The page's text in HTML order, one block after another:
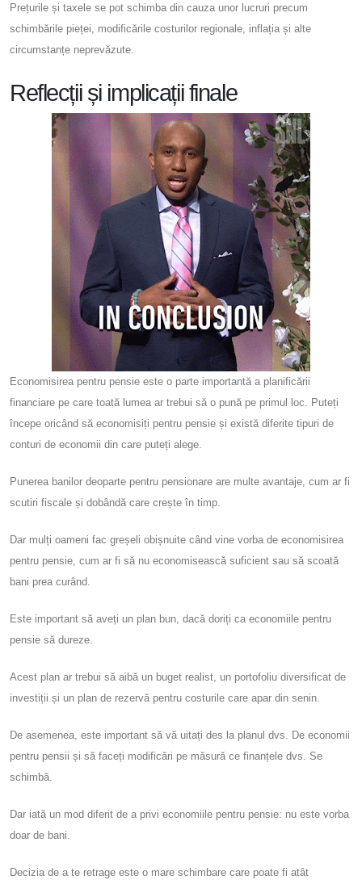
Prețurile și taxele se pot schimba din cauza unor lucruri precum
schimbările pieței, modificările costurilor regionale, inflația și alte
circumstanțe neprevăzute.
Reflecții și implicații finale
Economisirea pentru pensie este o parte importantă a planificării
financiare pe care toată lumea ar trebui să o pună pe primul loc. Puteți
începe oricând să economisiți pentru pensie și există diferite tipuri de
conturi de economii din care puteți alege.
Punerea banilor deoparte pentru pensionare are multe avantaje, cum ar fi
scutiri fiscale și dobândă care crește în timp.
Dar mulți oameni fac greșeli obișnuite când vine vorba de economisirea
pentru pensie, cum ar fi să nu economisească suficient sau să scoată
bani prea curând.
Este important să aveți un plan bun, dacă doriți ca economiile pentru
pensie să dureze.
Acest plan ar trebui să aibă un buget realist, un portofoliu diversificat de
investiții și un plan de rezervă pentru costurile care apar din senin.
De asemenea, este important să vă uitați des la planul dvs. De economii
pentru pensii și să faceți modificări pe măsură ce finanțele dvs. Se
schimbă.
Dar iată un mod diferit de a privi economiile pentru pensie: nu este vorba
doar de bani.
Decizia de a te retrage este o mare schimbare care poate fi atât